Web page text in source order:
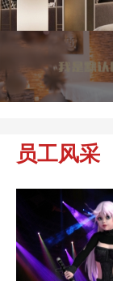
员工风采